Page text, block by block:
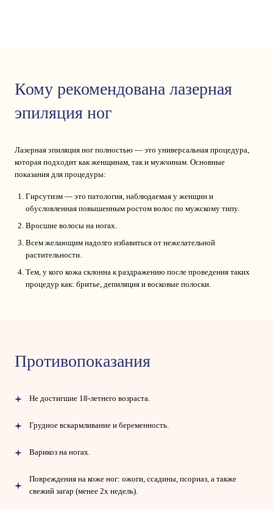
Кому рекомендована лазерная
эпиляция ног
Лазерная эпиляция ног полностью — это универсальная процедура,
которая подходит как женщинам, так и мужчинам. Основные
показания для процедуры:
Гирсутизм — это патология, наблюдаемая у женщин и
обусловленная повышенным ростом волос по мужскому типу.
Вросшие волосы на ногах.
Всем желающим надолго избавиться от нежелательной
растительности.
Тем, у кого кожа склонна к раздражению после проведения таких
процедур как: бритье, депиляция и восковые полоски.
Противопоказания
Не достигшие 18-летнего возраста.
Грудное вскармливание и беременность.
Варикоз на ногах.
Повреждения на коже ног: ожоги, ссадины, псориаз, а также
свежий загар (менее 2х недель).